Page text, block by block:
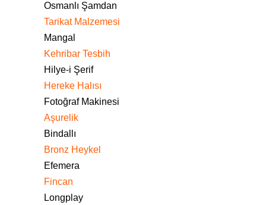
Osmanlı Şamdan
Tarikat Malzemesi
Mangal
Kehribar Tesbih
Hilye-i Şerif
Hereke Halısı
Fotoğraf Makinesi
Aşurelik
Bindallı
Bronz Heykel
Efemera
Fincan
Longplay